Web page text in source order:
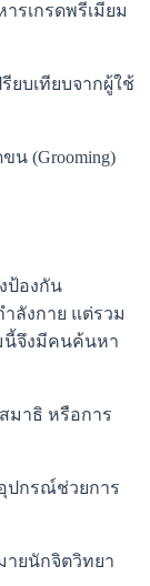
รเกรดพรีเมียม
ยบเทียบจากผู้ใช้
น (Grooming)
ป้องกัน
ำลังกาย แต่รวม
นี้จึงมีคนค้นหา
มาธิ หรือการ
ปกรณ์ช่วยการ
ายนักจิตวิทยา